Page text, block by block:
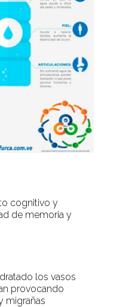
cognitivo y
de memoria y
los vasos
provocando
migrañas